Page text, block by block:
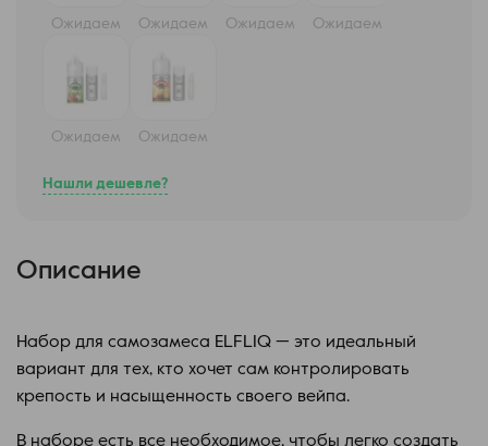
Ожидаем Ожидаем Ожидаем Ожидаем
Ожидаем Ожидаем
Нашли дешевле?
Описание
Набор для самозамеса ELFLIQ — это идеальный
вариант для тех, кто хочет сам контролировать
крепость и насыщенность своего вейпа.
В наборе есть все необходимое, чтобы легко создать